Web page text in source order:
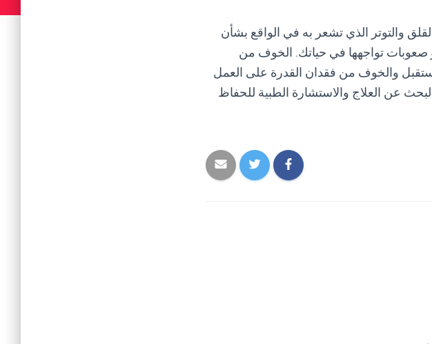
والتوتر الذي تشعر به في الواقع بشأن
صعوبات تواجهها في حياتك. الخوف من
والخوف من فقدان القدرة على العمل
عن العلاج والاستشارة الطبية للحفاظ